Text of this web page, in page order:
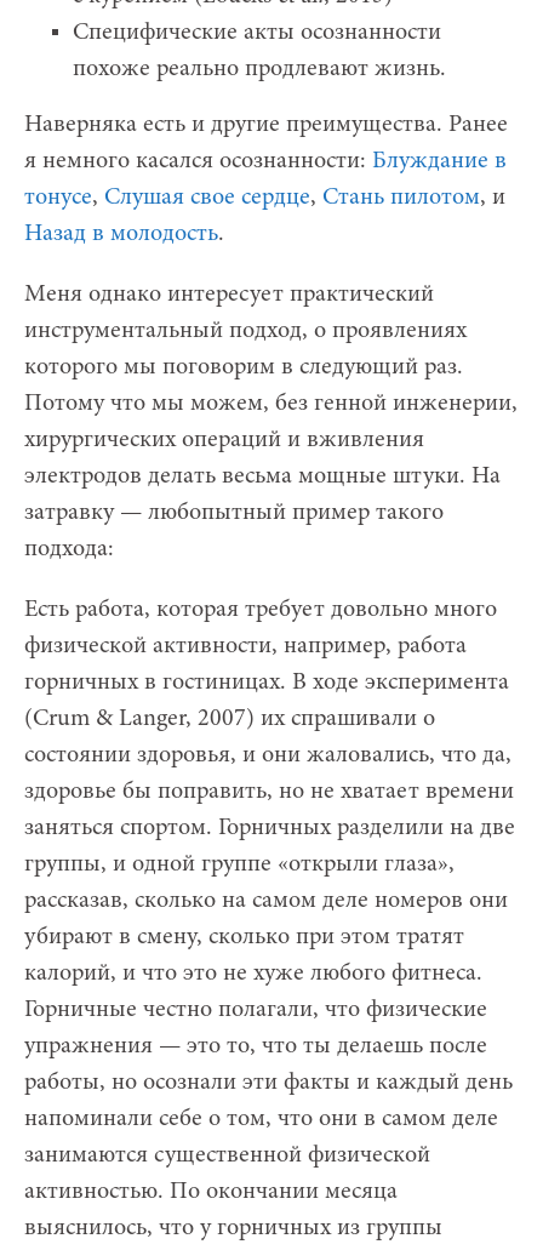
Специфические акты осознанности
похоже реально продлевают жизнь.
Наверняка есть и другие преимущества. Ранее
я немного касался осознанности: Блуждание в
тонусе, Слушая свое сердце, Стань пилотом, и
Назад в молодость.
Меня однако интересует практический
инструментальный подход, о проявлениях
которого мы поговорим в следующий раз.
Потому что мы можем, без генной инженерии,
хирургических операций и вживления
электродов делать весьма мощные штуки. На
затравку — любопытный пример такого
подхода:
Есть работа, которая требует довольно много
физической активности, например, работа
горничных в гостиницах. В ходе эксперимента
(Crum & Langer, 2007) их спрашивали о
состоянии здоровья, и они жаловались, что да,
здоровье бы поправить, но не хватает времени
заняться спортом. Горничных разделили на две
группы, и одной группе «открыли глаза»,
рассказав, сколько на самом деле номеров они
убирают в смену, сколько при этом тратят
калорий, и что это не хуже любого фитнеса.
Горничные честно полагали, что физические
упражнения — это то, что ты делаешь после
работы, но осознали эти факты и каждый день
напоминали себе о том, что они в самом деле
занимаются существенной физической
активностью. По окончании месяца
выяснилось, что у горничных из группы